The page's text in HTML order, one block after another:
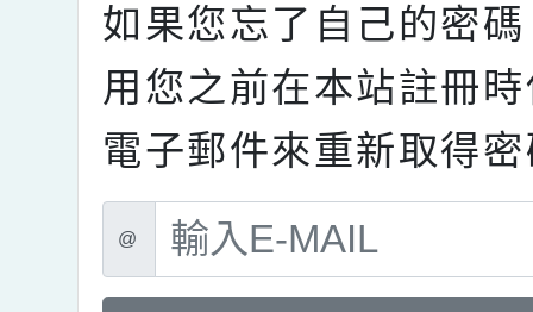
如果您忘了自己的密
用您之前在本站註冊
電子郵件來重新取得
@